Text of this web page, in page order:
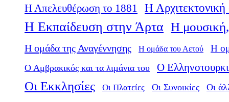
Η Απελευθέρωση το 1881
Η
Η Εκπαίδευση στην Άρτα Η μουσική,
Η ομάδα της Αναγέννησης Η ομάδα του Αετού Η
Ο Αμβρακικός και τα λιμάνια του Ο
Οι Εκκλησίες Οι Πλατείες Οι Συνοικίες Οι